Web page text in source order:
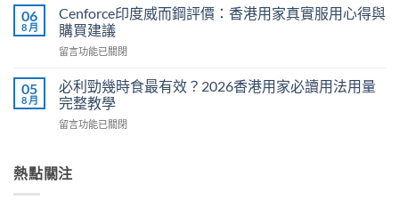
5
款
門
士
保
健
實
比
有
哪
些？
Cialis
見
副
用
說
悍
馬
糖
效
真
相：
香
港
實
06
8 月
Cenforce印度威而鋼評價：香港用家真實服用心得與
購買建議
在
印
度
威
而
價：
留言功能已關閉
05
8 月
必利勁幾時食最有效？2026香港用家必讀用法用量
完整教學
在
勁
幾
留言功能已關閉
熱點關注